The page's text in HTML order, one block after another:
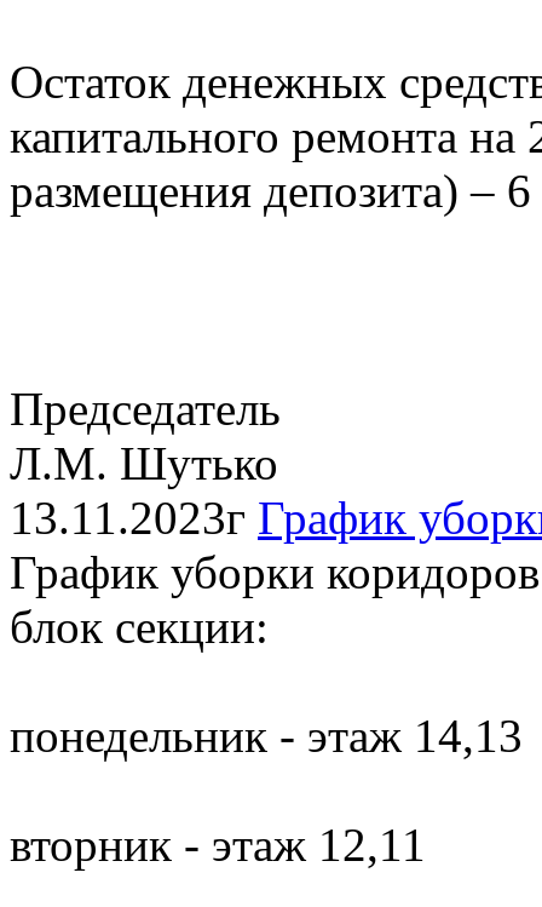
Остаток денежных
капитального ремонта на
размещения депозита) –
Председатель
Л.М. Шутько
13.11.2023г График
График уборки
блок секции:
понедельник - этаж 14,13
вторник - этаж 12,11